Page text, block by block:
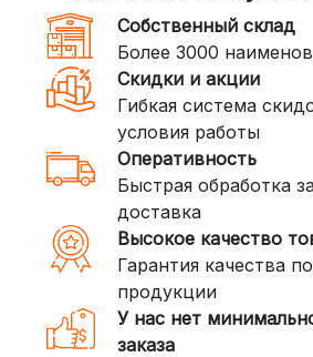
DPD: Международная
доставки, которая
внутри России.
стоимость — от 400
3. Доставка
(ПЭК, КИТ, Байкал
Если ваш заказ включает
тяжелые товары, мы
воспользоваться
специализирующихся на
грузов:
Собственный склад
Более 3000
Скидки и акции
Гибкая система
условия работы
Оперативность
Быстрая обработка
доставка
Высокое качество
Гарантия качества
продукции
У нас нет
заказа